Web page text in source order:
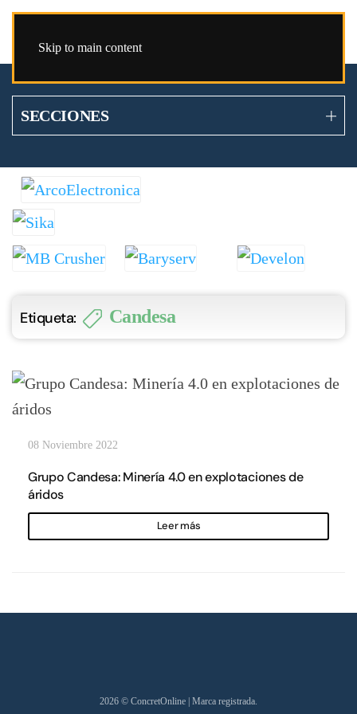
Skip to main content
SECCIONES
Etiqueta: Candesa
08 Noviembre 2022
Grupo Candesa: Minería 4.0 en explotaciones de
áridos
Leer más
2026 © ConcretOnline | Marca registrada.